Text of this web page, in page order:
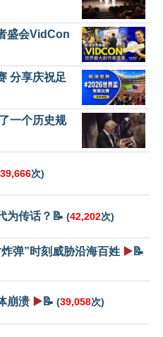
盛会VidCon
分享庆祝足
一个历史规
39,666次)
为传话？📝 (42,202次)
弹”时刻威胁沿海百姓 ▶️📝
崩溃 ▶️📝 (39,058次)